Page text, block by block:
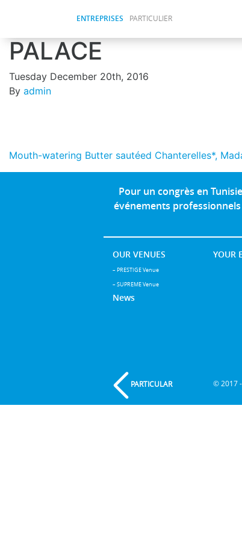
ENTREPRISES PARTICULIER
PALACE
Tuesday December 20th, 2016
By admin
Mouth-watering Butter sautéed Chanterelles*,
Pour un congrès en
événements
OUR VENUES
– PRESTIGE Venue
– SUPREME Venue
News
YOUR
PARTICULAR 2017